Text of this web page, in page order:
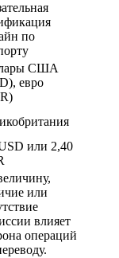
по
США
евро
или 2,40
или
влияет
операций